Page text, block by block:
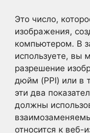
Это число,
изображения,
компьютером. В
используете, вы
разрешение
дюйм (PPI) или в
эти два
должны
относится к